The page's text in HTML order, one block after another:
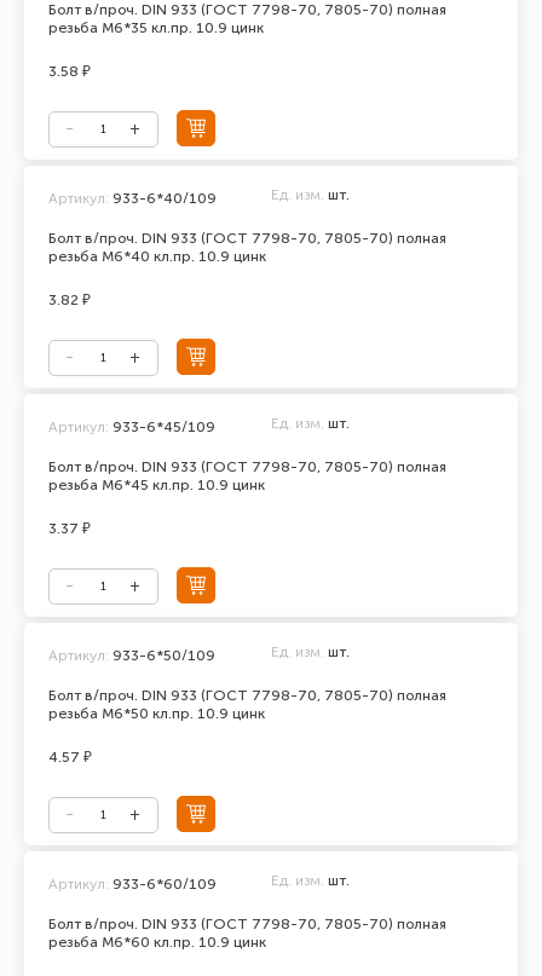
Болт в/проч. DIN 933 (ГОСТ 7798-70, 7805-70) полная
резьба М6*35 кл.пр. 10.9 цинк
3.58 ₽
Болт в/проч. DIN 933 (ГОСТ 7798-70, 7805-70) полная
резьба М6*40 кл.пр. 10.9 цинк
Артикул: 933-6*40/109 Ед. изм. шт.
3.82 ₽
Болт в/проч. DIN 933 (ГОСТ 7798-70, 7805-70) полная
резьба М6*45 кл.пр. 10.9 цинк
Артикул: 933-6*45/109 Ед. изм. шт.
3.37 ₽
Болт в/проч. DIN 933 (ГОСТ 7798-70, 7805-70) полная
резьба М6*50 кл.пр. 10.9 цинк
Артикул: 933-6*50/109 Ед. изм. шт.
4.57 ₽
Болт в/проч. DIN 933 (ГОСТ 7798-70, 7805-70) полная
резьба М6*60 кл.пр. 10.9 цинк
Артикул: 933-6*60/109 Ед. изм. шт.